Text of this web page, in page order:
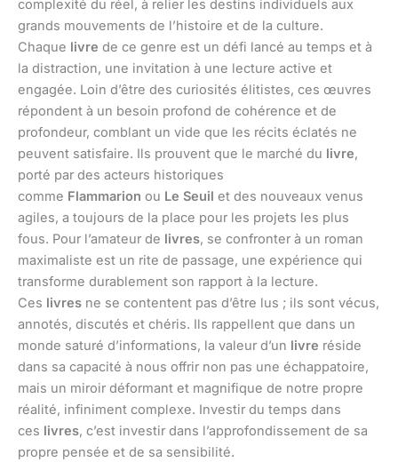
complexité du réel, à relier les destins individuels aux
grands mouvements de l’histoire et de la culture.
Chaque livre de ce genre est un défi lancé au temps et à
la distraction, une invitation à une lecture active et
engagée. Loin d’être des curiosités élitistes, ces œuvres
répondent à un besoin profond de cohérence et de
profondeur, comblant un vide que les récits éclatés ne
peuvent satisfaire. Ils prouvent que le marché du livre,
porté par des acteurs historiques
comme Flammarion ou Le Seuil et des nouveaux venus
agiles, a toujours de la place pour les projets les plus
fous. Pour l’amateur de livres, se confronter à un roman
maximaliste est un rite de passage, une expérience qui
transforme durablement son rapport à la lecture.
Ces livres ne se contentent pas d’être lus ; ils sont vécus,
annotés, discutés et chéris. Ils rappellent que dans un
monde saturé d’informations, la valeur d’un livre réside
dans sa capacité à nous offrir non pas une échappatoire,
mais un miroir déformant et magnifique de notre propre
réalité, infiniment complexe. Investir du temps dans
ces livres, c’est investir dans l’approfondissement de sa
propre pensée et de sa sensibilité.